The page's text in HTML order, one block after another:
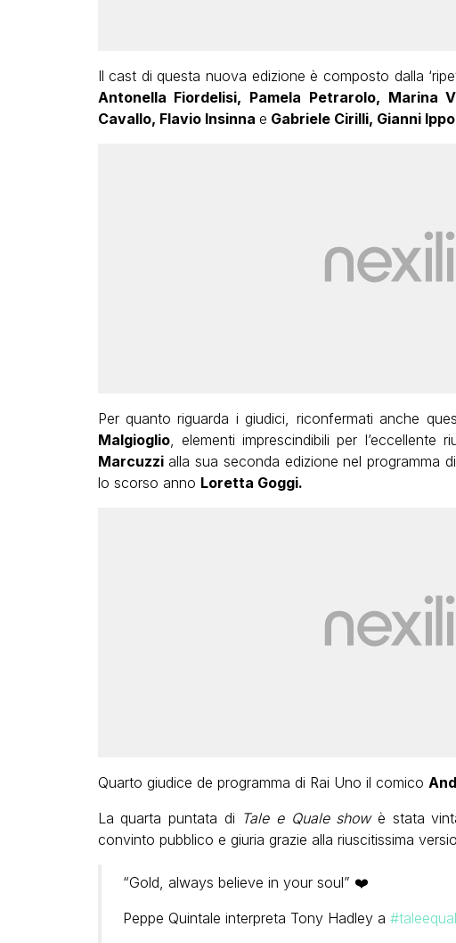
Il cast di questa nuova edizione è composto dalla
Antonella Fiordelisi, Pamela Petrarolo, Marina
Cavallo, Flavio Insinna e Gabriele Cirilli, Gianni
Per quanto riguarda i giudici, riconfermati anche
Malgioglio, elementi imprescindibili per l’eccellente
Marcuzzialla sua seconda edizione nel programma di
lo scorso anno Loretta Goggi.
Quarto giudice de programma di Rai Uno il comico
La quarta puntata di Tale e Quale showè stata
convinto pubblico e giuria grazie alla riuscitissima
“Gold, always believe in your soul” ❤️‍
Peppe Quintale interpreta Tony Hadley a